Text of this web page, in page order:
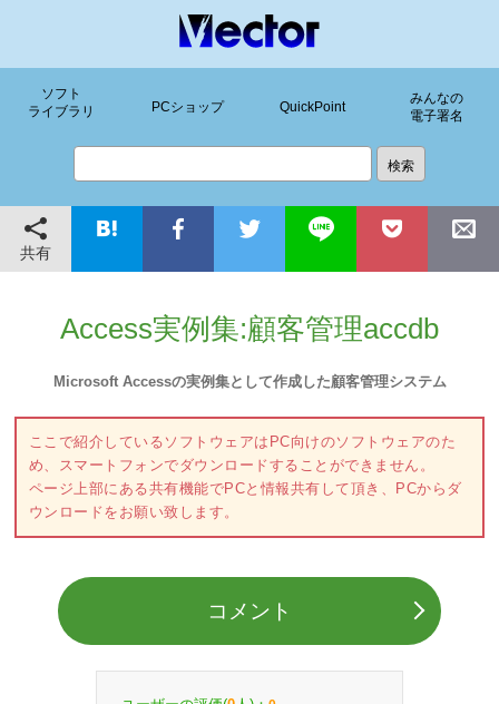
ソフト
ライブラリ
PCショップ QuickPoint
みんなの
電子署名
共有
Access実例集:顧客管理accdb
Microsoft Accessの実例集として作成した顧客管理システム
ここで紹介しているソフトウェアはPC向けのソフトウェアのた
め、スマートフォンでダウンロードすることができません。
ページ上部にある共有機能でPCと情報共有して頂き、PCからダ
ウンロードをお願い致します。
コメント